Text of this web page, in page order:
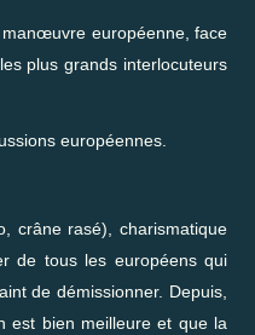
manœuvre européenne, face
plus grands interlocuteurs
européennes.
crâne rasé), charismatique
de tous les européens qui
de démissionner. Depuis,
est bien meilleure et que la